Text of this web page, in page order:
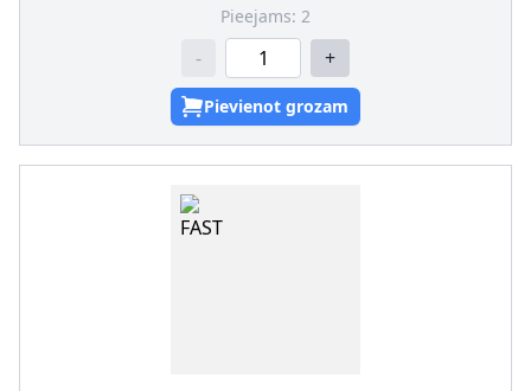
Pieejams: 2
- +
Pievienot grozam